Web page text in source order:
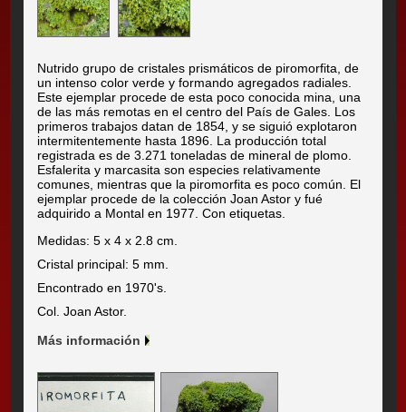
Nutrido grupo de cristales prismáticos de piromorfita, de
un intenso color verde y formando agregados radiales.
Este ejemplar procede de esta poco conocida mina, una
de las más remotas en el centro del País de Gales. Los
primeros trabajos datan de 1854, y se siguió explotaron
intermitentemente hasta 1896. La producción total
registrada es de 3.271 toneladas de mineral de plomo.
Esfalerita y marcasita son especies relativamente
comunes, mientras que la piromorfita es poco común. El
ejemplar procede de la colección Joan Astor y fué
adquirido a Montal en 1977. Con etiquetas.
Medidas: 5 x 4 x 2.8 cm.
Cristal principal: 5 mm.
Encontrado en 1970's.
Col. Joan Astor.
Más información